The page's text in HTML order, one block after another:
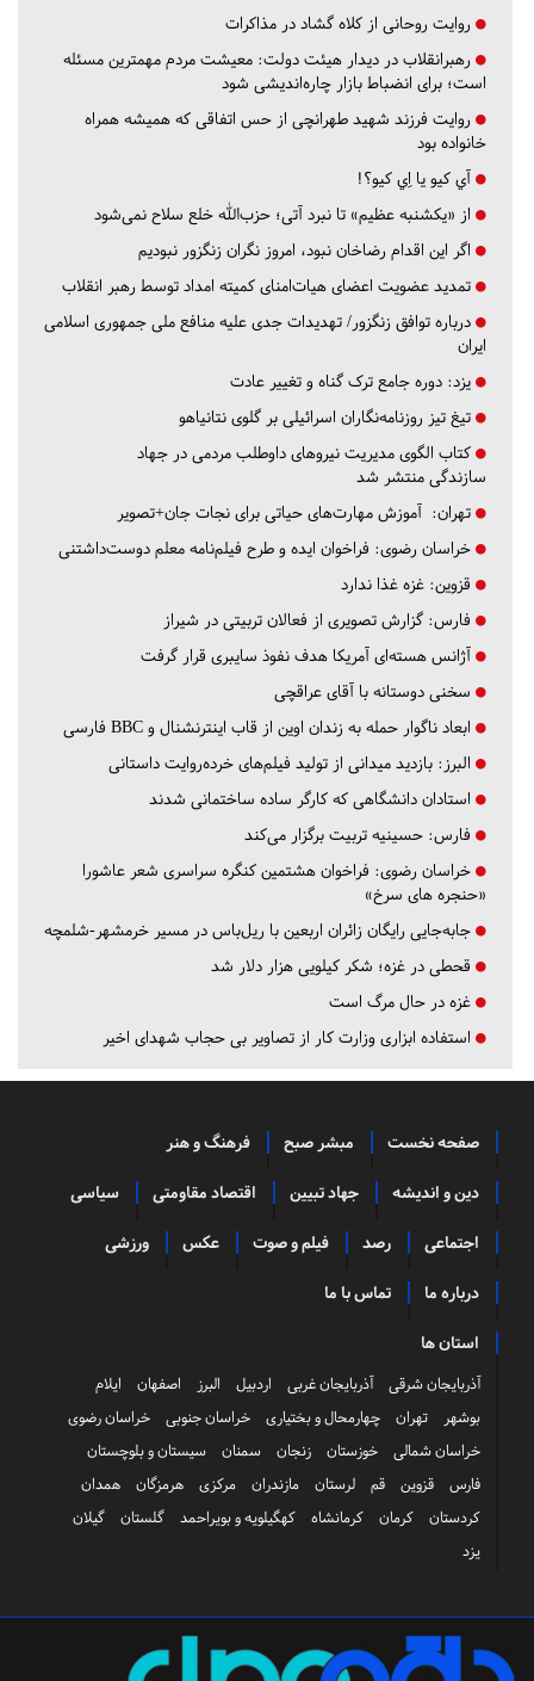
روایت روحانی از کلاه گشاد در مذاکرات
رهبرانقلاب در دیدار هیئت دولت: معیشت مردم مهمترین مسئله
است؛ برای انضباط بازار چاره‌اندیشی شود
روایت فرزند شهید طهرانچی از حس اتفاقی که همیشه همراه
خانواده بود
آي كيو يا اِي كيو؟!
از «یکشنبه عظیم» تا نبرد آتی؛ حزب‌الله خلع سلاح نمی‌شود
اگر این اقدام رضاخان نبود، امروز نگران زنگزور نبودیم
تمدید عضویت اعضای هیات‌امنای کمیته امداد توسط رهبر انقلاب
درباره توافق زنگزور/ تهدیدات جدی علیه منافع ملی جمهوری اسلامی
ایران
یزد: دوره جامع ترک گناه و تغییر عادت
تیغ تیز روزنامه‌نگاران اسرائیلی بر گلوی نتانیاهو
کتاب الگوی مدیریت نیروهای داوطلب مردمی در جهاد
سازندگی منتشر شد
تهران: آموزش مهارت‌های حیاتی برای نجات جان+تصویر
خراسان رضوی: فراخوان ایده و طرح فیلم‌نامه معلم دوست‌داشتنی
قزوین: غزه غذا ندارد
فارس: گزارش تصویری از فعالان تربیتی در شیراز
آژانس هسته‌ای آمریکا هدف نفوذ سایبری قرار گرفت
سخنی دوستانه با آقای عراقچی
ابعاد ناگوار حمله به زندان اوین از قاب اینترنشنال و BBC فارسی
البرز: بازدید میدانی از تولید فیلم‌های خرده‌روایت داستانی
استادان دانشگاهی که کارگر ساده ساختمانی شدند
فارس: حسینیه تربیت برگزار می‌کند
خراسان رضوی: فراخوان هشتمین کنگره سراسری شعر عاشورا
«حنجره های سرخ»
جابه‌جایی رایگان زائران اربعین با ریل‌باس در مسیر خرمشهر-شلمچه
قحطی در غزه؛ شکر کیلویی هزار دلار شد
غزه در حال مرگ است
استفاده ابزاری وزارت کار از تصاویر بی حجاب شهدای اخیر
صفحه نخست مبشر صبح فرهنگ و هنر
دین و اندیشه جهاد تبیین اقتصاد مقاومتی سیاسی
اجتماعی رصد فیلم و صوت عکس ورزشی
درباره ما تماس با ما
استان ها
آذربایجان شرقی آذربایجان غربی اردبیل البرز اصفهان
ایلام
بوشهر
تهران چهارمحال و بختیاری خراسان جنوبی
خراسان رضوی
خراسان شمالی
خوزستان زنجان سمنان
سیستان و بلوچستان
فارس
قزوین قم لرستان مازندران مرکزی هرمزگان
همدان
کردستان
کرمان کرمانشاه کهگیلویه و بویراحمد گلستان
گیلان
یزد